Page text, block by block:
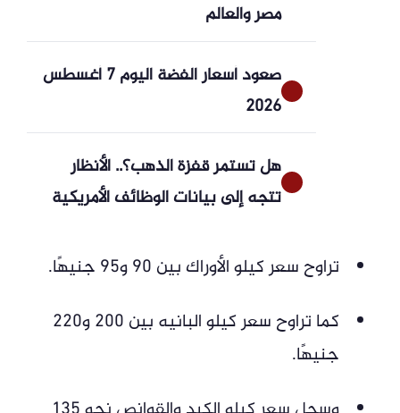
مصر والعالم
صعود أسعار الفضة اليوم 7 أغسطس
2026
هل تستمر قفزة الذهب؟.. الأنظار
تتجه إلى بيانات الوظائف الأمريكية
تراوح سعر كيلو الأوراك بين 90 و95 جنيهًا.
كما تراوح سعر كيلو البانيه بين 200 و220
جنيهًا.